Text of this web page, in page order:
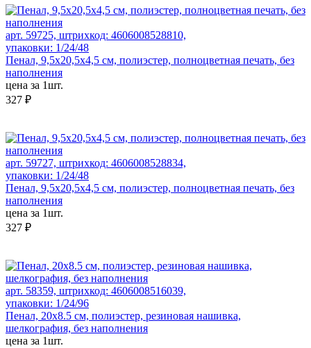
арт. 59725, штрихкод: 4606008528810,
упаковки: 1/24/48
Пенал, 9,5x20,5x4,5 см, полиэстер, полноцветная печать, без
наполнения
цена за 1шт.
327 ₽
арт. 59727, штрихкод: 4606008528834,
упаковки: 1/24/48
Пенал, 9,5x20,5x4,5 см, полиэстер, полноцветная печать, без
наполнения
цена за 1шт.
327 ₽
арт. 58359, штрихкод: 4606008516039,
упаковки: 1/24/96
Пенал, 20х8.5 cм, полиэстер, резиновая нашивка,
шелкография, без наполнения
цена за 1шт.